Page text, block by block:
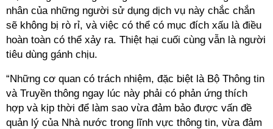
nhân của những người sử dụng dịch vụ này chắc chắn
sẽ không bị rò rỉ, và việc có thể có mục đích xấu là điều
hoàn toàn có thể xảy ra. Thiệt hại cuối cùng vẫn là người
tiêu dùng gánh chịu.
“Những cơ quan có trách nhiệm, đặc biệt là Bộ Thông tin
và Truyền thông ngay lúc này phải có phản ứng thích
hợp và kịp thời để làm sao vừa đảm bảo được vấn đề
quản lý của Nhà nước trong lĩnh vực thông tin, vừa đảm